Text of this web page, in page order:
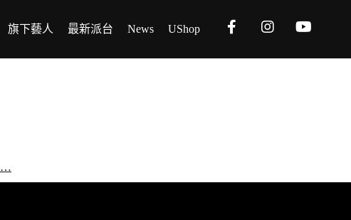
旗下藝人 最新派台 News UShop
…